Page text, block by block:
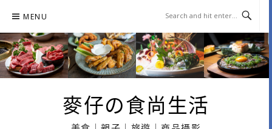
content
MENU
麥仔の食尚生活